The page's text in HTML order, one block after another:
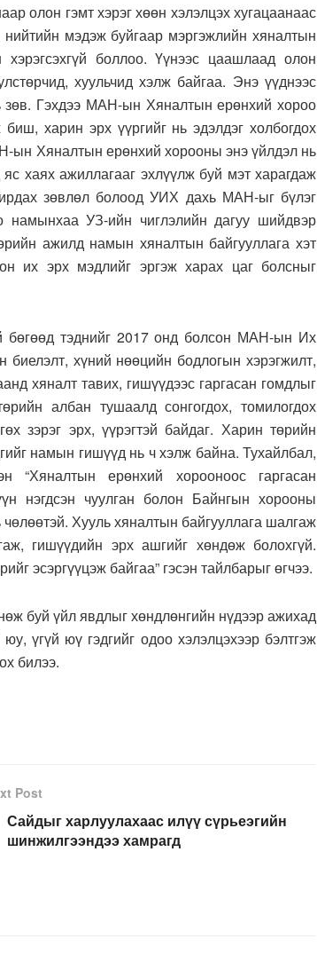
олон гэмт хэрэг хөөн хэлэлцэх хугацаанаас
мэдэж буйгаар мэргэжлийн хяналтын
боллоо. Үүнээс цаашлаад олон
хуульчид хэлж байгаа. Энэ үүднээс
зөв. Гэхдээ МАН-ын Хяналтын ерөнхий хороо
харин эрх үүргийг нь эдэлдэг холбогдох
ын Хяналтын ерөнхий хорооны энэ үйлдэл нь
хаях ажиллагааг эхлүүлж буй мэт харагдаж
зөвлөл болоод УИХ дахь МАН-ыг бүлэг
УЗ-ийн чиглэлийн дагуу шийдвэр
ажилд намын хяналтын байгууллага хэт
их эрх мэдлийг эргэж харах цаг болсныг
тэднийг 2017 онд болсон МАН-ын Их
хүний нөөцийн бодлогын хэрэгжилт,
хяналт тавих, гишүүдээс гаргасан гомдлыг
албан тушаалд сонгогдох, томилогдох
зэрэг эрх, үүрэгтэй байдаг. Харин төрийн
намын гишүүд нь ч хэлж байна. Тухайлбал,
ерөнхий хорооноос гаргасан
нэгдсэн чуулган болон Байнгын хорооны
Хууль хяналтын байгууллага шалгаж
гишүүдийн эрх ашгийг хөндөж болохгүй.
эсэргүүцэж байгаа” гэсэн тайлбарыг өгчээ.
буй үйл явдлыг хөндлөнгийн нүдээр ажихад
үгүй юү гэдгийг одоо хэлэлцэхээр бэлтгэж
билээ.
Post
Сайдыг харлуулахаас илүү сүрьеэгийн
шинжилгээндээ хамрагд